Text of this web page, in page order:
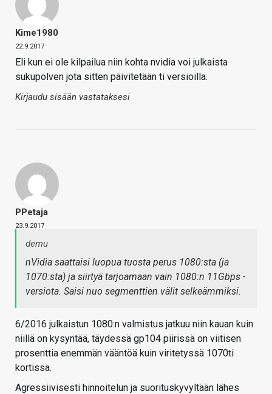
Kime1980
22.9.2017
Eli kun ei ole kilpailua niin kohta nvidia voi julkaista
sukupolven jota sitten päivitetään ti versioilla.
Kirjaudu sisään vastataksesi
PPetaja
23.9.2017
demu
nVidia saattaisi luopua tuosta perus 1080:sta (ja
1070:sta) ja siirtyä tarjoamaan vain 1080:n 11Gbps -
versiota. Saisi nuo segmenttien välit selkeämmiksi.
6/2016 julkaistun 1080:n valmistus jatkuu niin kauan kuin
niillä on kysyntää, täydessä gp104 piirissä on viitisen
prosenttia enemmän vääntöä kuin viritetyssä 1070ti
kortissa.
Agressiivisesti hinnoitelun ja suorituskyvyltään lähes